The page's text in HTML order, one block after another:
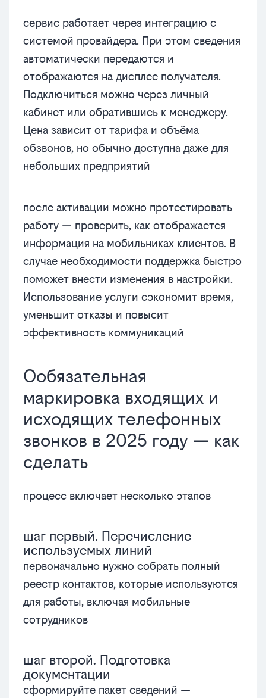
сервис работает через интеграцию с
системой провайдера. При этом сведения
автоматически передаются и
отображаются на дисплее получателя.
Подключиться можно через личный
кабинет или обратившись к менеджеру.
Цена зависит от тарифа и объёма
обзвонов, но обычно доступна даже для
небольших предприятий
после активации можно протестировать
работу — проверить, как отображается
информация на мобильниках клиентов. В
случае необходимости поддержка быстро
поможет внести изменения в настройки.
Использование услуги сэкономит время,
уменьшит отказы и повысит
эффективность коммуникаций
Ообязательная
маркировка входящих и
исходящих телефонных
звонков в 2025 году — как
сделать
процесс включает несколько этапов
шаг первый. Перечисление
используемых линий
первоначально нужно собрать полный
реестр контактов, которые используются
для работы, включая мобильные
сотрудников
шаг второй. Подготовка
документации
сформируйте пакет сведений —